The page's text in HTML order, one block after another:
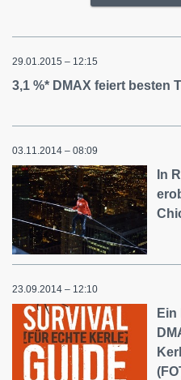
29.01.2015 – 12:15
3,1 %* DMAX feiert besten
03.11.2014 – 08:09
In
23.09.2014 – 12:10